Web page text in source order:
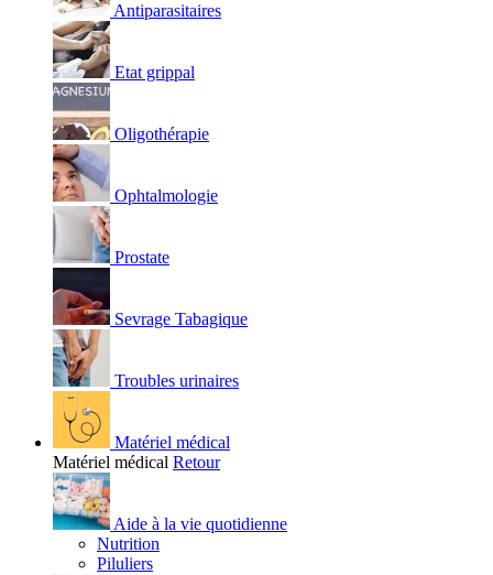
Antiparasitaires
Etat grippal
Oligothérapie
Ophtalmologie
Prostate
Sevrage Tabagique
Troubles urinaires
Matériel médical
Matériel médical Retour
Aide à la vie quotidienne
Nutrition
Piluliers